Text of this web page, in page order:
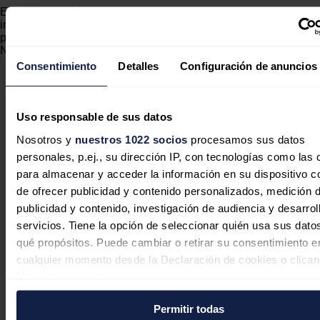
Consentimiento Detalles Configuración de anuncios
Uso responsable de sus datos
Nosotros y nuestros 1022 socios procesamos sus datos
personales, p.ej., su dirección IP, con tecnologías como las
para almacenar y acceder la información en su dispositivo
de ofrecer publicidad y contenido personalizados, medición
publicidad y contenido, investigación de audiencia y
servicios. Tiene la opción de seleccionar quién usa sus
qué propósitos. Puede cambiar o retirar su consentimiento
cualquier momento desde la Declaración de cookies o
Si lo permite, también quisiéramos:
Permitir todas
Ello desembocó en una oleada de peticiones de arbitrajes de
inversores ante diferentes organismos internacionales, el
principal el Ciadi, dependiente del Banco Mundial.
Noticias relacionadas
La inversión energética en España
cambia de rumbo: las baterías y las
redes sustituyen al boom
renovable
Sandra Acosta 07/08/2026